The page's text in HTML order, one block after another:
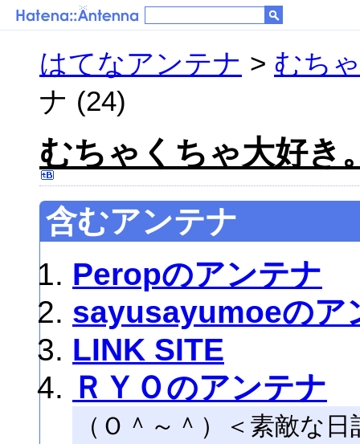
はてなアンテナ > むち
ナ (24)
むちゃくちゃ大好き
含むアンテナ
Peropのアンテナ
sayusayumoeのア
LINK SITE
ＲＹＯのアンテナ
（Ｏ＾～＾）＜素敵な